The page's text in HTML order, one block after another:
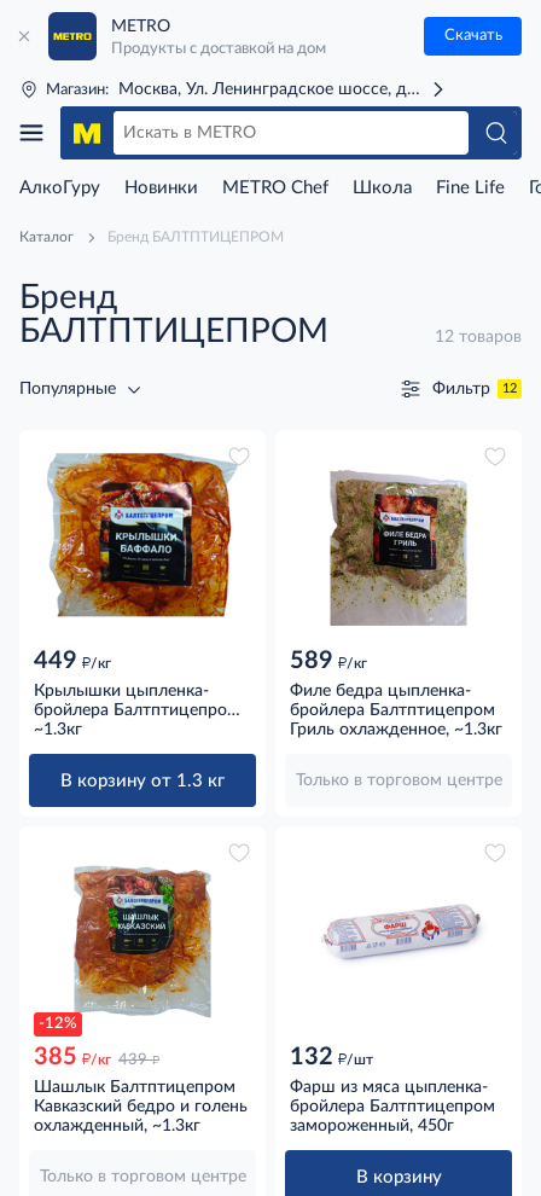
METRO
Продукты с доставкой на дом
Скачать
Магазин: Москва, Ул. Ленинградское шоссе, д. 71Г (м. Речной
АлкоГуру Новинки METRO Chef Школа Fine Life
Каталог Бренд БАЛТПТИЦЕПРОМ
Бренд
БАЛТПТИЦЕПРОМ
12 товаров
Популярные Фильтр 12
449 д/кг
Крылышки цыпленка-
бройлера Балтптицепром
Баффало охлажденные,
~1.3кг
В корзину от 1.3 кг
589 д/кг
Филе бедра цыпленка-
бройлера Балтптицепром
Гриль охлажденное, ~1.3кг
Только в торговом центре
-12%
385 д/кг 439 д
Шашлык Балтптицепром
Кавказский бедро и голень
охлажденный, ~1.3кг
Только в торговом центре
132 д/шт
Фарш из мяса цыпленка-
бройлера Балтптицепром
замороженный, 450г
В корзину